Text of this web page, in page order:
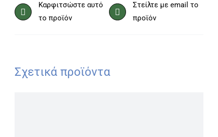
Καρφιτσώστε αυτό
το προϊόν
Στείλτε με email το
προϊόν
Σχετικά προϊόντα